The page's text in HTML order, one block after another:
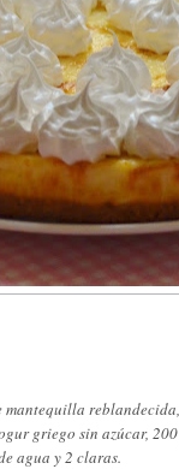
mantequilla
griego sin azúcar,
agua y 2 claras.